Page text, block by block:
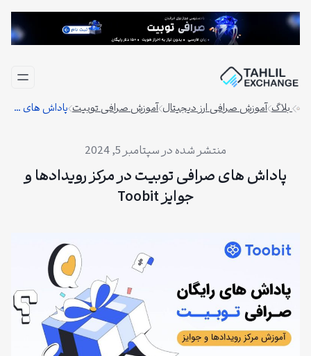
رفتن
بلاگ آموزش صرافی ارز دیجیتال آموزش صرافی توبیت پاداش های صرافی توبیت در مرکز رویدادها و جوایز Toobit
سپتامبر 5, 2024
پاداش های صرافی توبیت در مرکز رویدادها و
جوایز Toobit